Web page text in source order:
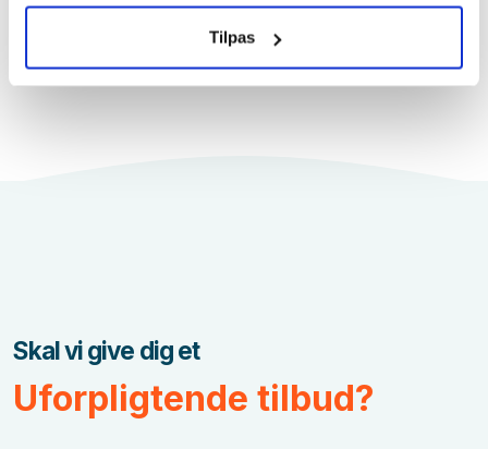
Tilpas
Skal vi give dig et
Uforpligtende tilbud?